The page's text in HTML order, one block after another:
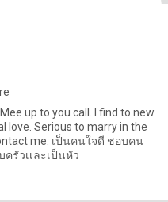
up to you call. I find to new
love. Serious to marry in the
รัวเเละเป็นหัว